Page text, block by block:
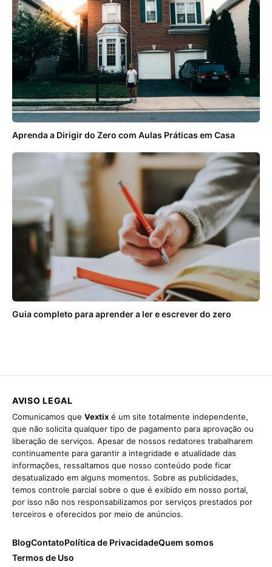
Aprenda a Dirigir do Zero com Aulas Práticas em Casa
Guia completo para aprender a ler e escrever do zero
AVISO LEGAL
Comunicamos que Vextix é um site totalmente independente,
que não solicita qualquer tipo de pagamento para aprovação ou
liberação de serviços. Apesar de nossos redatores trabalharem
continuamente para garantir a integridade e atualidade das
informações, ressaltamos que nosso conteúdo pode ficar
desatualizado em alguns momentos. Sobre as publicidades,
temos controle parcial sobre o que é exibido em nosso portal,
por isso não nos responsabilizamos por serviços prestados por
terceiros e oferecidos por meio de anúncios.
BlogContatoPolítica de PrivacidadeQuem somos
Termos de Uso